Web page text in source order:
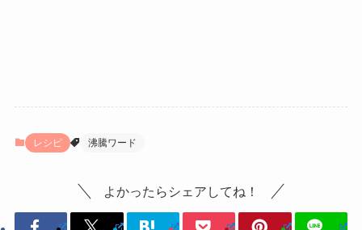
レシピ 沸騰ワード
よかったらシェアしてね！